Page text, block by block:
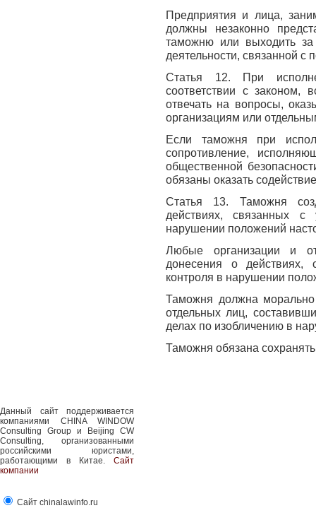
Предприятия и лица,
должны незаконно
таможню или выходить
деятельности, связанной с
Статья 12. При
соответствии с законом,
отвечать на вопросы,
организациям или
Если таможня при
сопротивление,
общественной
обязаны оказать
Статья 13. Таможня
действиях, связанных
нарушении положений
Любые организации и
донесения о действиях,
контроля в нарушении
Таможня должна
отдельных лиц,
делах по изобличению в
Таможня обязана
Данный сайт поддерживается
компаниями CHINA WINDOW
Consulting Group и Beijing CW
Consulting, организованными
российскими юристами,
работающими в Китае. Сайт
компании
Сайт chinalawinfo.ru